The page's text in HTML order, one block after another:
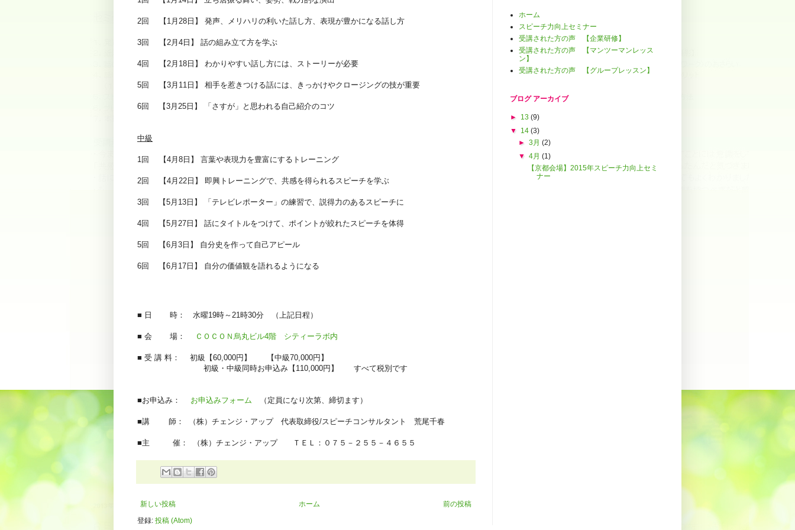
2回 【1月28日】 発声、メリハリの利いた話し方、表現が豊かになる話し方
3回 【2月4日】 話の組み立て方を学ぶ
4回 【2月18日】 わかりやすい話し方には、ストーリーが必要
5回 【3月11日】 相手を惹きつける話には、きっかけやクロージングの技が重要
6回 【3月25日】 「さすが」と思われる自己紹介のコツ
中級
1回 【4月8日】 言葉や表現力を豊富にするトレーニング
2回 【4月22日】 即興トレーニングで、共感を得られるスピーチを学ぶ
3回 【5月13日】 「テレビレポーター」の練習で、説得力のあるスピーチに
4回 【5月27日】 話にタイトルをつけて、ポイントが絞れたスピーチを体得
5回 【6月3日】 自分史を作って自己アピール
6回 【6月17日】 自分の価値観を語れるようになる
■ 日 時： 水曜19時～21時30分 （上記日程）
■ 会 場： ＣＯＣＯＮ烏丸ビル4階 シティーラボ内
■ 受 講 料： 初級【60,000円】 【中級70,000円】
初級・中級同時お申込み【110,000円】 すべて税別です
■お申込み： お申込みフォーム （定員になり次第、締切ます）
■講 師： （株）チェンジ・アップ 代表取締役/スピーチコンサルタント 荒尾千春
■主 催： （株）チェンジ・アップ ＴＥＬ：０７５－２５５－４６５５
新しい投稿 前の投稿
ホーム
登録: 投稿 (Atom)
ホーム
スピーチ力向上セミナー
受講された方の声 【企業研修】
受講された方の声 【マンツーマンレッス
ン】
受講された方の声 【グループレッスン】
ブログ アーカイブ
► 13 (9)
▼ 14 (3)
►3月(2)
▼4月(1)
【京都会場】2015年スピーチ力向上セミ
ナー